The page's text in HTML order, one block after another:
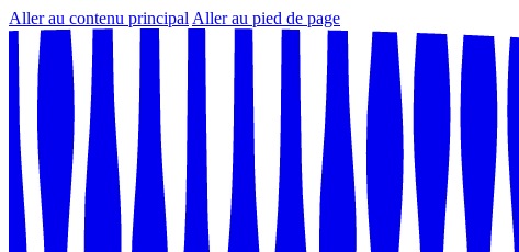
Aller au contenu principal Aller au pied de page